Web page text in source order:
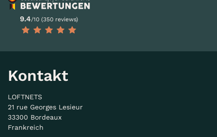
9.4/10 (350 reviews)
Kontakt
LOFTNETS
21 rue Georges Lesieur
33300 Bordeaux
Frankreich